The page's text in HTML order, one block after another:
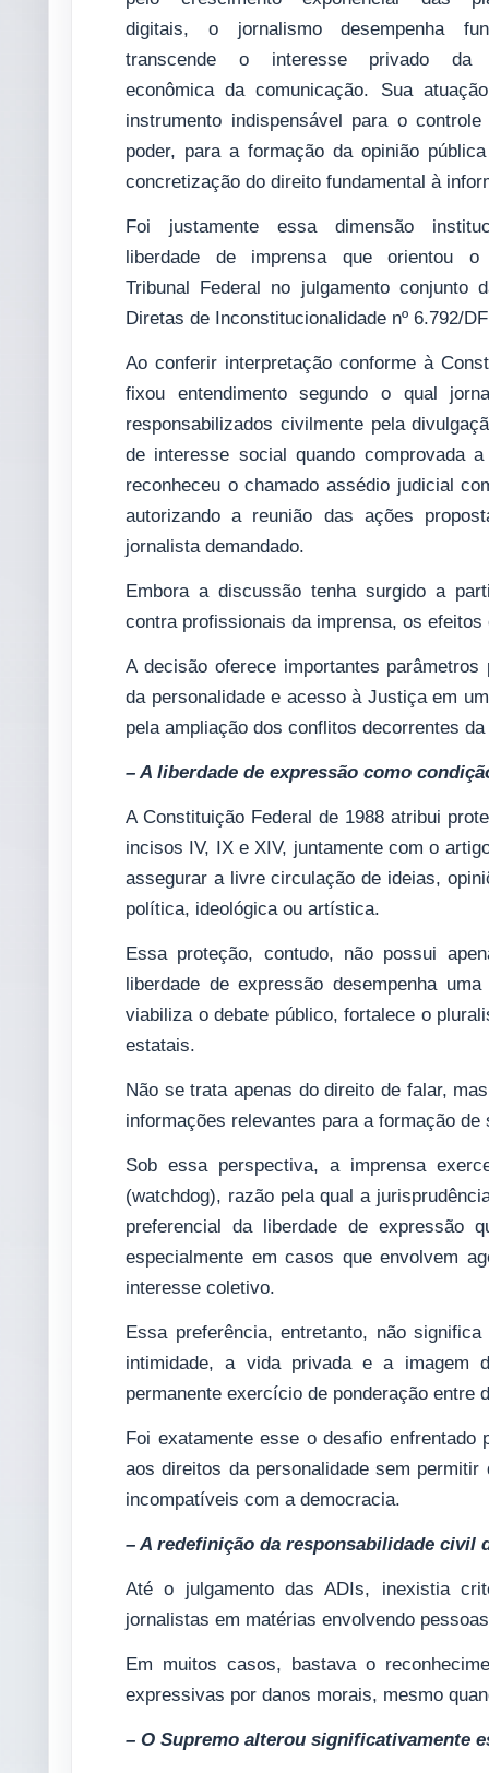
digitais, o jornalismo desempenha
transcende o interesse privado da
econômica da comunicação. Sua
instrumento indispensável para o
poder, para a formação da opinião
concretização do direito fundamental à
Foi justamente essa dimensão
liberdade de imprensa que orientou o
Tribunal Federal no julgamento conjunto
Diretas de Inconstitucionalidade nº 6.792/
Ao conferir interpretação conforme à
fixou entendimento segundo o qual
responsabilizados civilmente pela
de interesse social quando comprovada
reconheceu o chamado assédio judicial
autorizando a reunião das ações
jornalista demandado.
Embora a discussão tenha surgido a
contra profissionais da imprensa, os
A decisão oferece importantes
da personalidade e acesso à Justiça em
pela ampliação dos conflitos decorrentes
– A liberdade de expressão como
A Constituição Federal de 1988 atribui
incisos IV, IX e XIV, juntamente com o
assegurar a livre circulação de ideias,
política, ideológica ou artística.
Essa proteção, contudo, não possui
liberdade de expressão desempenha
viabiliza o debate público, fortalece o
estatais.
Não se trata apenas do direito de falar,
informações relevantes para a formação
Sob essa perspectiva, a imprensa
(watchdog), razão pela qual a
preferencial da liberdade de expressão
especialmente em casos que envolvem
interesse coletivo.
Essa preferência, entretanto, não
intimidade, a vida privada e a imagem
permanente exercício de ponderação entre
Foi exatamente esse o desafio
aos direitos da personalidade sem
incompatíveis com a democracia.
– A redefinição da responsabilidade civil
Até o julgamento das ADIs, inexistia
jornalistas em matérias envolvendo
Em muitos casos, bastava o
expressivas por danos morais, mesmo
– O Supremo alterou significativamente